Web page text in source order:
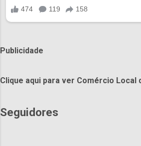
Publicidade
Clique aqui para ver Comércio Local
Seguidores